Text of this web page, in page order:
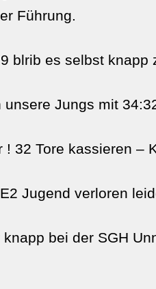
Führung.
blrib es selbst
Jungs mit
! 32 Tore kassieren –
Jugend verloren
bei der SGH